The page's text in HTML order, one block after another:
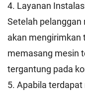
4. Layanan
Setelah pelanggan
akan mengirimkan
memasang mesin
tergantung pada
5. Apabila